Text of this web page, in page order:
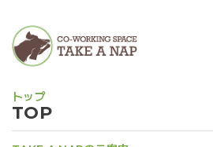
TOP
トップ